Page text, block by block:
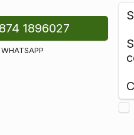
1896027
WHATSAPP